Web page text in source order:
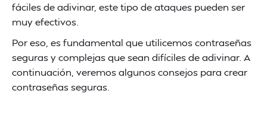
fáciles de adivinar, este tipo de ataques pueden ser
muy efectivos.
Por eso, es fundamental que utilicemos contraseñas
seguras y complejas que sean difíciles de adivinar. A
continuación, veremos algunos consejos para crear
contraseñas seguras.